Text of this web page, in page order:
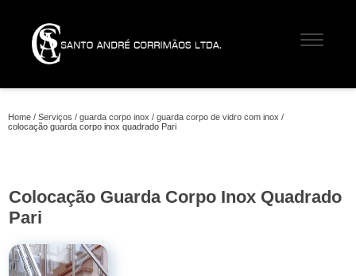
Home Serviços guarda corpo inox
guarda corpo de vidro com inox
colocação guarda corpo inox quadrado Pari
Colocação Guarda Corpo Inox Quadrado
Pari